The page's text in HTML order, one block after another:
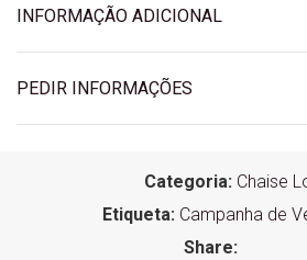
INFORMAÇÃO ADICIONAL
PEDIR INFORMAÇÕES
Categoria: Chaise
Etiqueta: Campanha de
Share: